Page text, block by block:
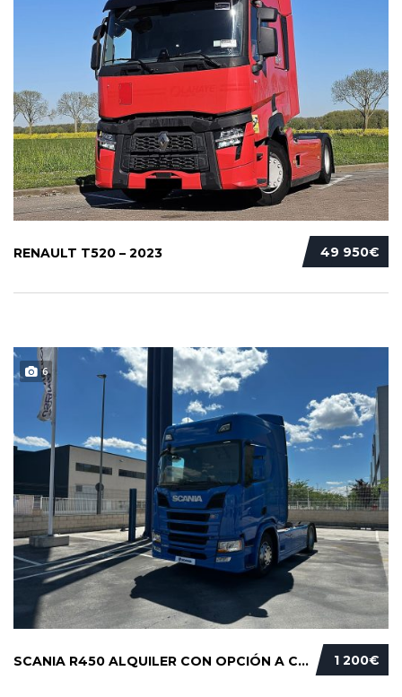
49 950€
RENAULT T520 – 2023
6
1 200€
SCANIA R450 ALQUILER CON OPCIÓN A COMPRA